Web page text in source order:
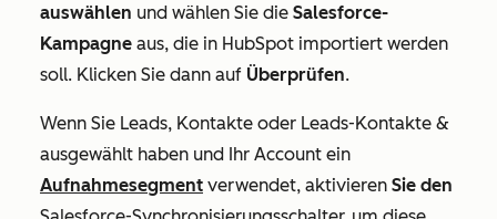
auswählen und wählen Sie die Salesforce-
Kampagne aus, die in HubSpot importiert werden
soll. Klicken Sie dann auf Überprüfen.
Wenn Sie Leads, Kontakte oder Leads-Kontakte &
ausgewählt haben und Ihr Account ein
Aufnahmesegment verwendet, aktivieren Sie den